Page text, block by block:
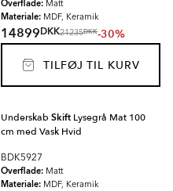
Overflade: Matt
Materiale: MDF, Keramik
14899DKK21235DKK-30%
TILFØJ TIL KURV
Underskab Skift Lysegrå Mat 100
cm med Vask Hvid
BDK5927
Overflade: Matt
Materiale: MDF, Keramik